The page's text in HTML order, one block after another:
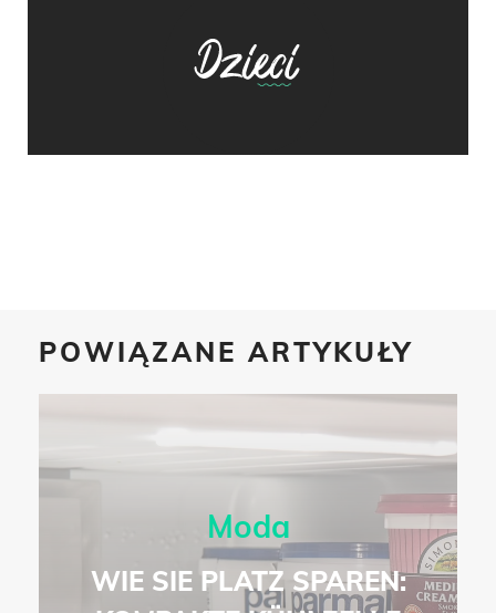
POWIĄZANE ARTYKUŁY
Moda
WIE SIE PLATZ SPAREN: